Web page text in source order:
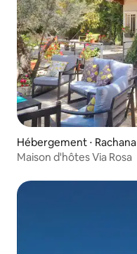
Hébergement ⋅ Rachana
Maison d'hôtes Via Rosa